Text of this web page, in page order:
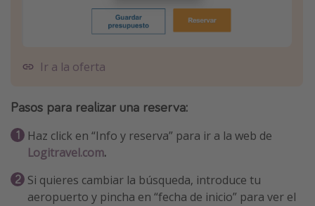
Ir a la oferta
Pasos para realizar una reserva:
Haz click en “Info y reserva” para ir a la web de
Logitravel.com.
Si quieres cambiar la búsqueda, introduce tu
aeropuerto y pincha en “fecha de inicio” para ver el